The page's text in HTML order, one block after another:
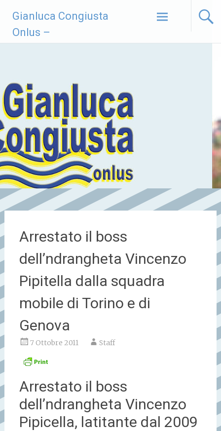
contenuto
Gianluca Congiusta
Onlus –
Arrestato il boss
dell’ndrangheta Vincenzo
Pipitella dalla squadra
mobile di Torino e di
Genova
7 Ottobre 2011 Staff
Arrestato il boss
dell’ndrangheta Vincenzo
Pipicella, latitante dal 2009